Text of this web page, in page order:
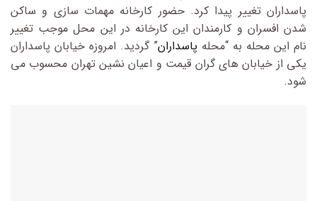
پاسداران تغییر پیدا کرد. حضور کارخانه مهمات سازی و ساکن
شدن افسران و کارمندان این کارخانه در این محل موجب تغییر
نام این محله به “محله پاسداران” گردید. امروزه خیابان پاسداران
یکی از خیابان های گران قیمت و اعیان نشین تهران محسوب می
شود.